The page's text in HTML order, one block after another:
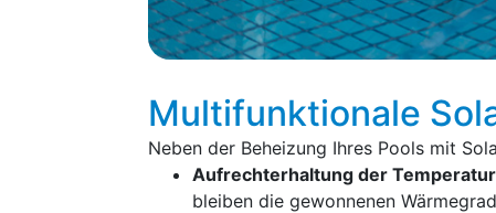
Multifunktionale
Neben der Beheizung Ihres Pools mit
Aufrechterhaltung der
bleiben die gewonnenen